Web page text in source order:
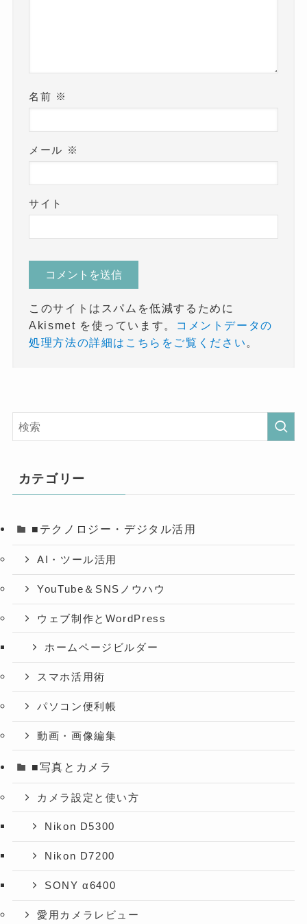
名前 ※
メール ※
サイト
このサイトはスパムを低減するために
Akismet を使っています。
コメントデータの
処理方法の詳細はこちらをご覧ください 。
カテゴリー
■テクノロジー・デジタル活用
AI・ツール活用
YouTube＆SNSノウハウ
ウェブ制作とWordPress
ホームページビルダー
スマホ活用術
パソコン便利帳
動画・画像編集
■写真とカメラ
カメラ設定と使い方
Nikon D5300
Nikon D7200
SONY α6400
愛用カメラレビュー